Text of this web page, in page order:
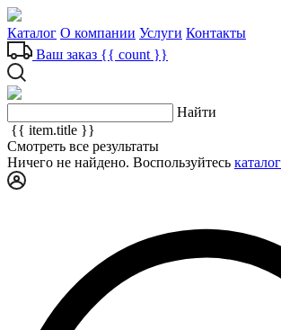
Каталог О компании Услуги Контакты
Ваш заказ {{ count }}
Найти
{{ item.title }}
Смотреть все результаты
Ничего не найдено. Воспользуйтесь